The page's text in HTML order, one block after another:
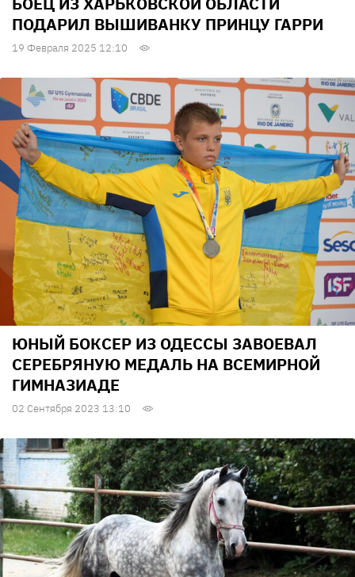
ПОДАРИЛ ВЫШИВАНКУ ПРИНЦУ ГАРРИ
19 Февраля 2025 12:10
ЮНЫЙ БОКСЕР ИЗ ОДЕССЫ ЗАВОЕВАЛ
СЕРЕБРЯНУЮ МЕДАЛЬ НА ВСЕМИРНОЙ
ГИМНАЗИАДЕ
02 Сентября 2023 13:10